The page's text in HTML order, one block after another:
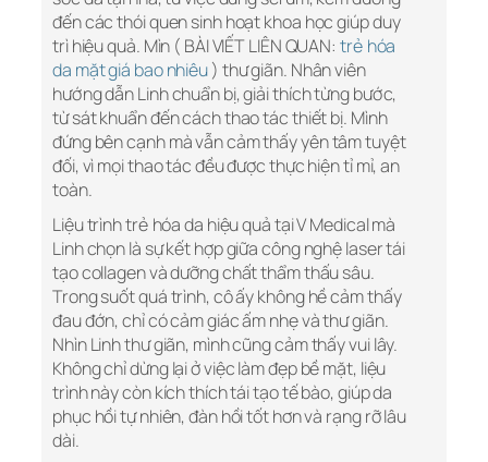
đến các thói quen sinh hoạt khoa học giúp duy
trì hiệu quả. Mìn ( BÀI VIẾT LIÊN QUAN: trẻ hóa
da mặt giá bao nhiêu) thư giãn. Nhân viên
hướng dẫn Linh chuẩn bị, giải thích từng bước,
từ sát khuẩn đến cách thao tác thiết bị. Mình
đứng bên cạnh mà vẫn cảm thấy yên tâm tuyệt
đối, vì mọi thao tác đều được thực hiện tỉ mỉ, an
toàn.
Liệu trình trẻ hóa da hiệu quả tại V Medical mà
Linh chọn là sự kết hợp giữa công nghệ laser tái
tạo collagen và dưỡng chất thẩm thấu sâu.
Trong suốt quá trình, cô ấy không hề cảm thấy
đau đớn, chỉ có cảm giác ấm nhẹ và thư giãn.
Nhìn Linh thư giãn, mình cũng cảm thấy vui lây.
Không chỉ dừng lại ở việc làm đẹp bề mặt, liệu
trình này còn kích thích tái tạo tế bào, giúp da
phục hồi tự nhiên, đàn hồi tốt hơn và rạng rỡ lâu
dài.